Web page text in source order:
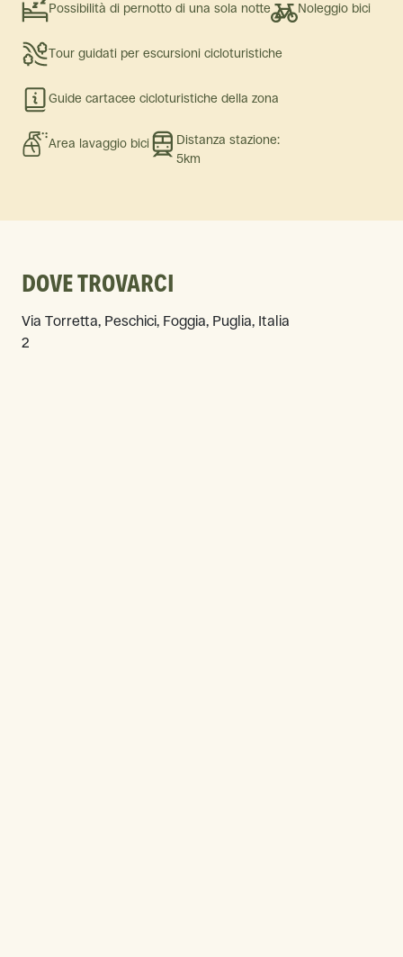
Possibilità di pernotto di una sola notte Noleggio bici
Tour guidati per escursioni cicloturistiche
Guide cartacee cicloturistiche della zona
Area lavaggio bici
Distanza stazione:
5km
DOVE TROVARCI
Via Torretta, Peschici, Foggia, Puglia, Italia
2